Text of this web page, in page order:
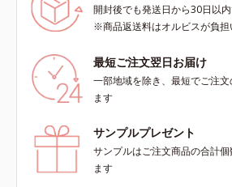
開封後でも発送日から30日以
※商品返送料はオルビスが負担
最短ご注文翌日お届け
一部地域を除き、最短でご注
ます
サンプルプレゼント
サンプルはご注文商品の合計
ます